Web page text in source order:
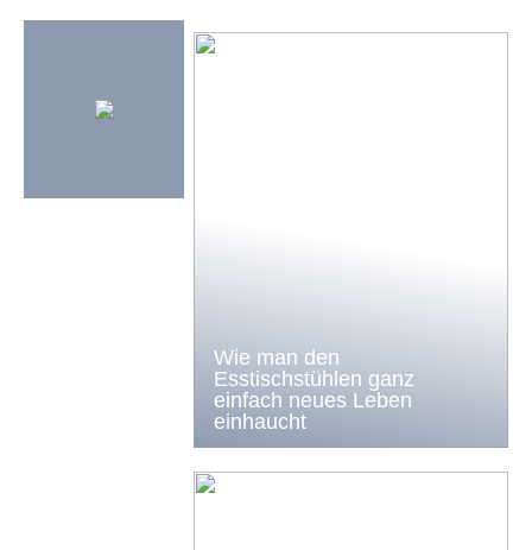
Wie man den
Esstischstühlen ganz
einfach neues Leben
einhaucht